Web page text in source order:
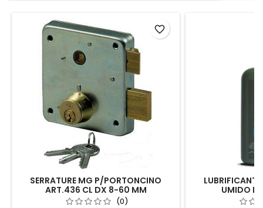
SERRATURE MG P/PORTONCINO
ART.436 CL DX 8-60 MM
(0)
favorite_border
UMIDO